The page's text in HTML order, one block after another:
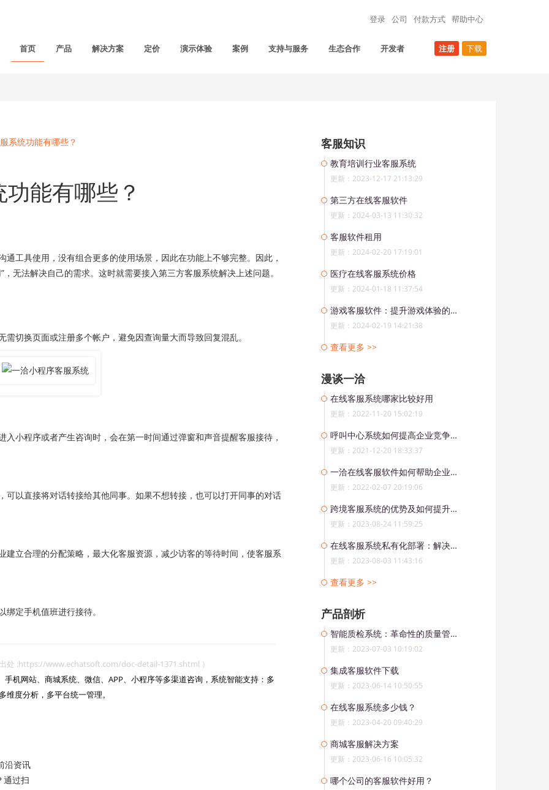
登录 公司 付款方式 帮助中心
首页 产品 解决方案 定价 演示体验 案例 支持与服务 生态合作 开发者 注册 下载
系统功能有哪些？
能有哪些？
具使用，没有组合更多的使用场景，因此在功能上不够完整。因此，
无法解决自己的需求。这时就需要接入第三方客服系统解决上述问题。
换页面或注册多个帐户，避免因查询量大而导致回复混乱。
程序或者产生咨询时，会在第一时间通过弹窗和声音提醒客服接待，
直接将对话转接给其他同事。如果不想转接，也可以打开同事的对话
合理的分配策略，最大化客服资源，减少访客的等待时间，使客服系
定手机值班进行接待。
处 :https://www.echatsoft.com/doc-detail-1371.shtml ）
机网站、商城系统、微信、APP、小程序等多渠道咨询，系统智能支持：多
度分析，多平台统一管理。
沿资讯
通过扫
客服知识
教育培训行业客服系统
更新：2023-12-17 21:13:29
第三方在线客服软件
更新：2024-03-13 11:30:32
客服软件租用
更新：2024-02-20 17:19:01
医疗在线客服系统价格
更新：2024-01-18 11:37:54
游戏客服软件：提升游戏体验的必备工具
更新：2024-02-19 14:21:38
查看更多 >>
漫谈一洽
在线客服系统哪家比较好用
更新：2022-11-20 15:02:19
呼叫中心系统如何提高企业竞争优势？
更新：2021-12-20 18:33:37
一洽在线客服软件如何帮助企业完善服务流程？
更新：2022-02-07 20:19:06
跨境客服系统的优势及如何提升客户满意度
更新：2023-08-24 11:59:25
在线客服系统私有化部署：解决企业数据隐私和合规需求
更新：2023-08-03 11:43:16
查看更多 >>
产品剖析
智能质检系统：革命性的质量管理工具
更新：2023-07-03 10:19:02
集成客服软件下载
更新：2023-06-14 10:50:55
在线客服系统多少钱？
更新：2023-04-20 09:40:29
商城客服解决方案
更新：2023-06-16 10:05:32
哪个公司的客服软件好用？